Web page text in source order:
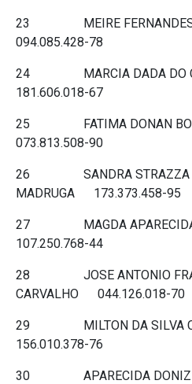
23 MEIRE
094.085.428-78
24 MARCIA
181.606.018-67
25 FATIMA
073.813.508-90
26 SANDRA STRAZZA
MADRUGA 173.373.458-95
27 MAGDA
107.250.768-44
28 JOSE ANTONIO
CARVALHO 044.126.018-70
29 MILTON DA
156.010.378-76
30 APARECIDA